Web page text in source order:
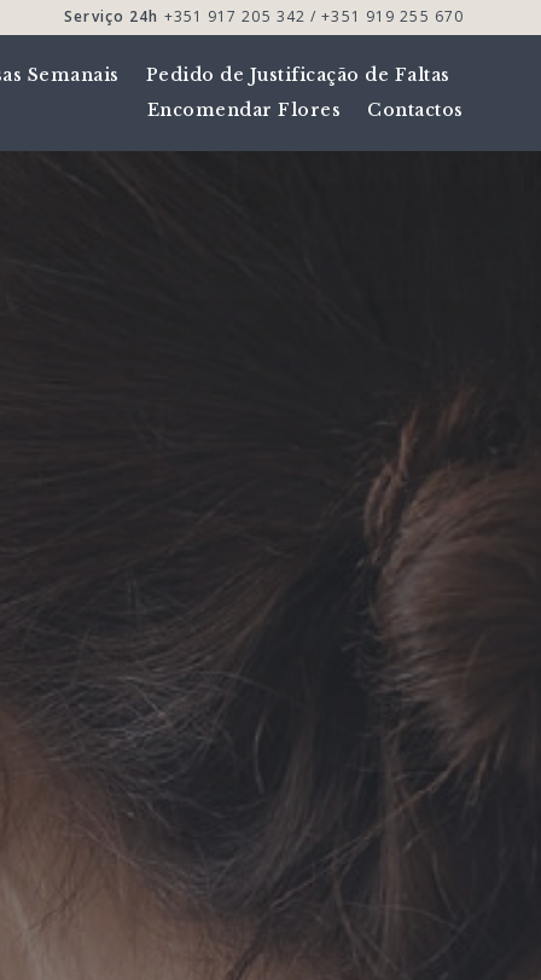
Serviço 24h +351 917 205 342 / +351 919 255 670
Semanais
Pedido de Justificação de Faltas
Encomendar Flores
Contactos